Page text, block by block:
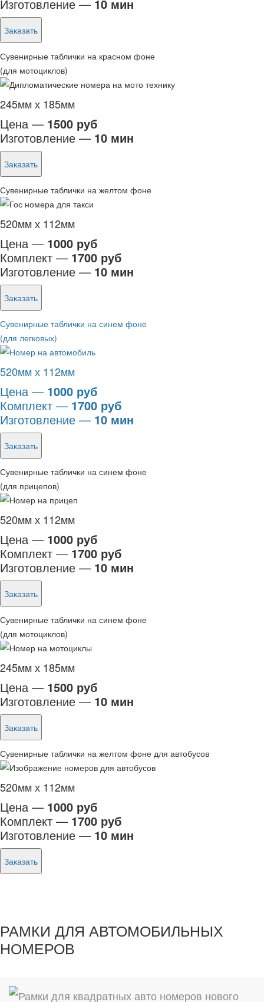
Изготовление — 10 мин
Заказать
Сувенирные таблички на красном фоне
(для мотоциклов)
245мм х 185мм
Цена — 1500 руб
Изготовление — 10 мин
Заказать
Сувенирные таблички на желтом фоне
520мм х 112мм
Цена — 1000 руб
Комплект — 1700 руб
Изготовление — 10 мин
Заказать
Сувенирные таблички на синем фоне
(для легковых)
520мм х 112мм
Цена — 1000 руб
Комплект — 1700 руб
Изготовление — 10 мин
Заказать
Сувенирные таблички на синем фоне
(для прицепов)
520мм х 112мм
Цена — 1000 руб
Комплект — 1700 руб
Изготовление — 10 мин
Заказать
Сувенирные таблички на синем фоне
(для мотоциклов)
245мм х 185мм
Цена — 1500 руб
Изготовление — 10 мин
Заказать
Сувенирные таблички на желтом фоне для автобусов
520мм х 112мм
Цена — 1000 руб
Комплект — 1700 руб
Изготовление — 10 мин
Заказать
РАМКИ ДЛЯ АВТОМОБИЛЬНЫХ
НОМЕРОВ